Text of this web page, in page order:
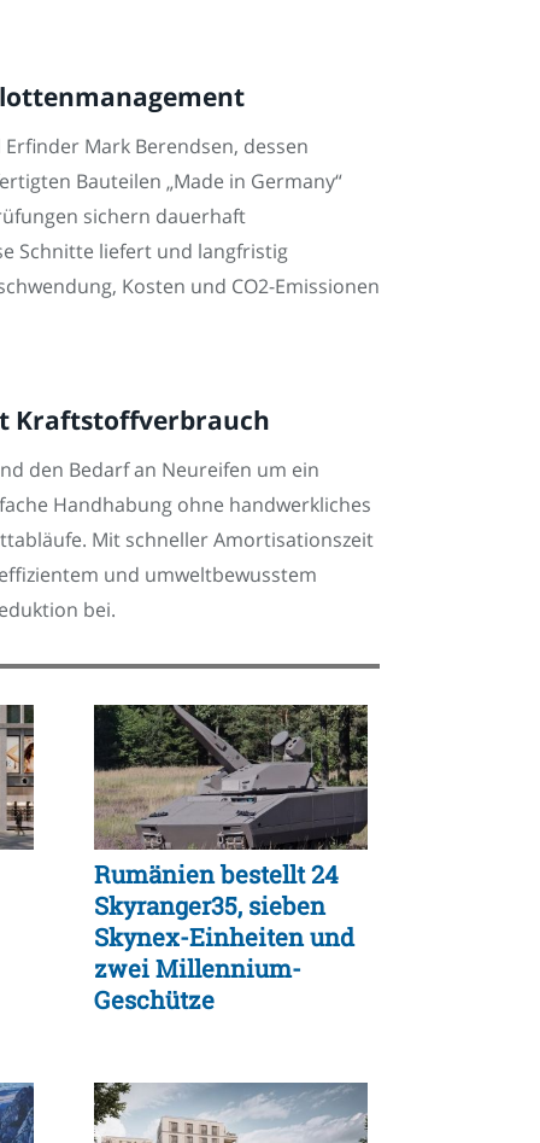
Mark Berendsen, dessen
Bauteilen „Made in Germany“
sichern dauerhaft
Schnitte liefert und langfristig
Kosten und CO2-Emissionen
Kraftstoffverbrauch
den Bedarf an Neureifen um ein
Handhabung ohne handwerkliches
Mit schneller Amortisationszeit
und umweltbewusstem
bei.
Rumänien bestellt 24
Skyranger35, sieben
Skynex-Einheiten und
zwei Millennium-
Geschütze